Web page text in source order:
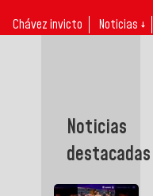
Chávez invicto Noticias ↓
Noticias
destacadas